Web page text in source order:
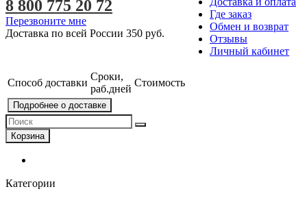
Где заказ
Обмен и возврат
Отзывы
Личный кабинет
8 800 775 20 72
Перезвоните мне
Доставка по всей России 350 руб.
Способ доставки
Сроки,
раб.дней
Стоимость
Подробнее о доставке
Корзина
Категории